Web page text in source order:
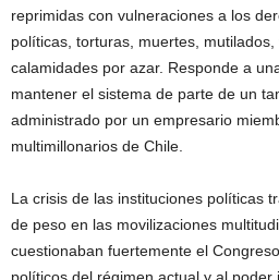
reprimidas con vulneraciones a los
políticas, torturas, muertes,
calamidades por azar. Responde a
mantener el sistema de parte de un
administrado por un empresario
multimillonarios de Chile.
La crisis de las instituciones políticas
de peso en las movilizaciones
cuestionaban fuertemente el